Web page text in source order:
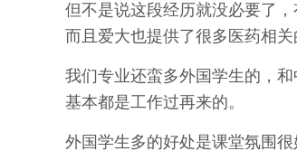
但不是说这段经历就没必要了
而且爱大也提供了很多医药相关
我们专业还蛮多外国学生的，
基本都是工作过再来的。
外国学生多的好处是课堂氛围